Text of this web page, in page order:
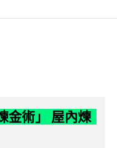
金術」 屋內煉